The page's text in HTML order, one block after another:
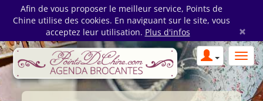
Afin de vous proposer le meilleur service, Points de
Chine utilise des cookies. En naviguant sur le site, vous
acceptez leur utilisation. Plus d'infos ×